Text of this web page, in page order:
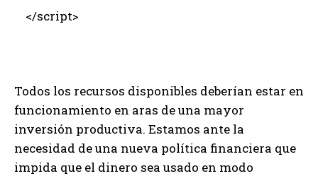
</script>
Todos los recursos disponibles deberían estar en
funcionamiento en aras de una mayor
inversión productiva. Estamos ante la
necesidad de una nueva política financiera que
impida que el dinero sea usado en modo